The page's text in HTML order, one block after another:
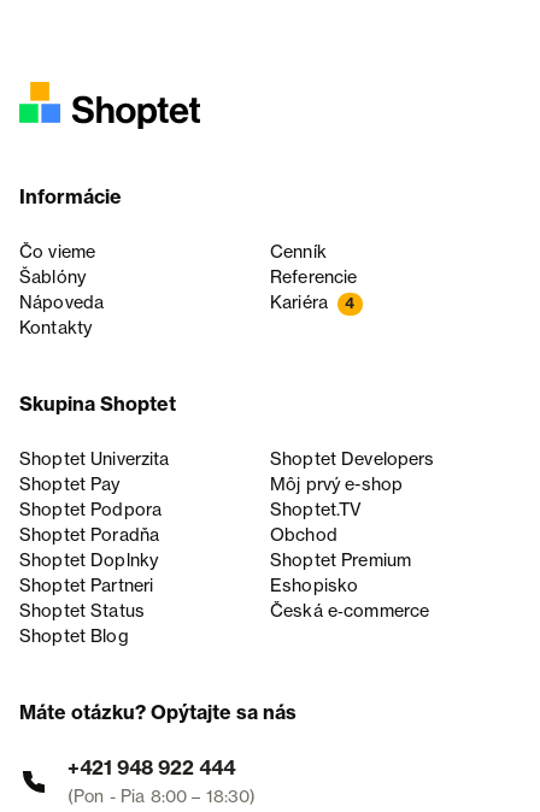
Informácie
Čo vieme
Cenník
Šablóny
Referencie
Nápoveda
Kariéra 4
Kontakty
Skupina Shoptet
Shoptet Univerzita
Shoptet Developers
Shoptet Pay
Môj prvý e-shop
Shoptet Podpora
Shoptet.TV
Shoptet Poradňa
Obchod
Shoptet Doplnky
Shoptet Premium
Shoptet Partneri
Eshopisko
Shoptet Status
Česká e‑commerce
Shoptet Blog
Máte otázku? Opýtajte sa nás
+421 948 922 444
(Pon - Pia 8:00 – 18:30)